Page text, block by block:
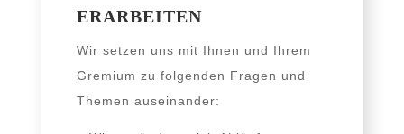
ERARBEITEN
Wir set­zen uns mit Ihnen und Ihrem
Gremium zu fol­gen­den Fragen und
Themen auseinander: